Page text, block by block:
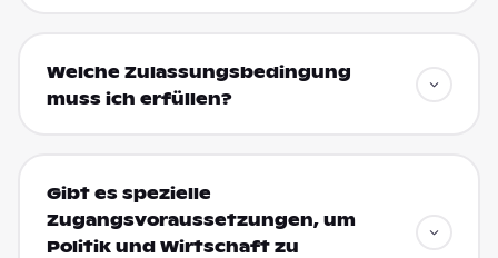
Welche Zulassungsbedingung
muss ich erfüllen?
Gibt es spezielle
Zugangsvoraussetzungen, um
Politik und Wirtschaft zu